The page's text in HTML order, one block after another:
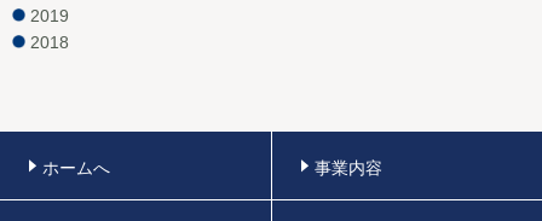
2019
2018
ホームへ 事業内容